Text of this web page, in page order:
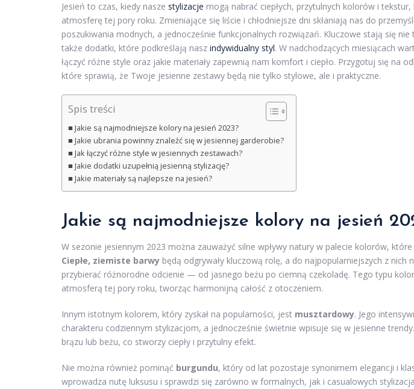
Jesień to czas, kiedy nasze stylizacje mogą nabrać ciepłych, przytulnych kolorów i
atmosferę tej pory roku. Zmieniające się liście i chłodniejsze dni skłaniają nas do
poszukiwania modnych, a jednocześnie funkcjonalnych rozwiązań. Kluczowe stają się
także dodatki, które podkreślają nasz indywidualny styl. W nadchodzących miesiącach
łączyć różne style oraz jakie materiały zapewnią nam komfort i ciepło. Przygotuj się na
które sprawią, że Twoje jesienne zestawy będą nie tylko stylowe, ale i praktyczne.
Spis treści
Jakie są najmodniejsze kolory na jesień 2023?
Jakie ubrania powinny znaleźć się w jesiennej garderobie?
Jak łączyć różne style w jesiennych zestawach?
Jakie dodatki uzupełnią jesienną stylizację?
Jakie materiały są najlepsze na jesień?
Jakie są najmodniejsze kolory na jesień
W sezonie jesiennym 2023 można zauważyć silne wpływy natury w palecie kolorów,
Ciepłe, ziemiste barwy będą odgrywały kluczową rolę, a do najpopularniejszych z nich
przybierać różnorodne odcienie — od jasnego beżu po ciemną czekoladę. Tego typu
atmosferą tej pory roku, tworząc harmonijną całość z otoczeniem.
Innym istotnym kolorem, który zyskał na popularności, jest musztardowy. Jego
charakteru codziennym stylizacjom, a jednocześnie świetnie wpisuje się w jesienne
brązu lub beżu, co stworzy ciepły i przytulny efekt.
Nie można również pominąć burgundu, który od lat pozostaje synonimem elegancji i
wprowadza nutę luksusu i sprawdzi się zarówno w formalnych, jak i casualowych